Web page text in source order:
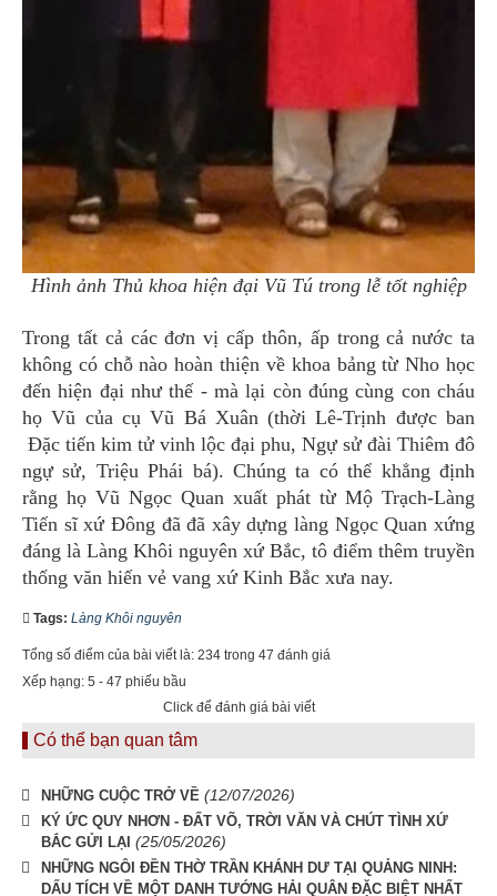
Hình ảnh Thủ khoa hiện đại Vũ Tú trong lễ tốt nghiệp
Trong tất cả các đơn vị cấp thôn, ấp trong cả nước ta
không có chỗ nào hoàn thiện về khoa bảng từ Nho học
đến hiện đại như thế - mà lại còn đúng cùng con cháu
họ Vũ của cụ Vũ Bá Xuân (thời Lê-Trịnh được ban
Đặc tiến kim tử vinh lộc đại phu, Ngự sử đài Thiêm đô
ngự sử, Triệu Phái bá). Chúng ta có thể khẳng định
rằng họ Vũ Ngọc Quan xuất phát từ Mộ Trạch-Làng
Tiến sĩ xứ Đông đã đã xây dựng làng Ngọc Quan xứng
đáng là Làng Khôi nguyên xứ Bắc, tô điểm thêm truyền
thống văn hiến vẻ vang xứ Kinh Bắc xưa nay.
Tags: Làng Khôi nguyên
Tổng số điểm của bài viết là: 234 trong 47 đánh giá
Xếp hạng: 5 - 47 phiếu bầu
Click để đánh giá bài viết
Có thể bạn quan tâm
NHỮNG CUỘC TRỞ VỀ (12/07/2026)
KÝ ỨC QUY NHƠN - ĐẤT VÕ, TRỜI VĂN VÀ CHÚT TÌNH XỨ
BẮC GỬI LẠI (25/05/2026)
NHỮNG NGÔI ĐỀN THỜ TRẦN KHÁNH DƯ TẠI QUẢNG NINH:
DẤU TÍCH VỀ MỘT DANH TƯỚNG HẢI QUÂN ĐẶC BIỆT NHẤT